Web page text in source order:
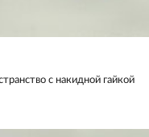
с накидной гайкой